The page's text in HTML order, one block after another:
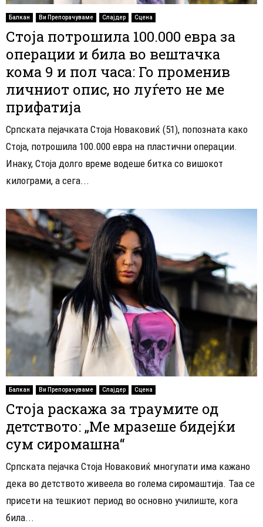
Балкан Ви Препорачуваме Слајдер Сцена
Стоја потрошила 100.000 евра за
операции и била во вештачка
кома 9 и пол часа: Го променив
личниот опис, но луѓето не ме
прифатија
Српската пејачката Стоја Новаковиќ (51), попозната како
Стоја, потрошила 100.000 евра на пластични операции.
Инаку, Стоја долго време водеше битка со вишокот
килограми, а сега...
Балкан Ви Препорачуваме Слајдер Сцена
Стоја раскажа за траумите од
детството: „Ме мразеше бидејќи
сум сиромашна“
Српската пејачка Стоја Новаковиќ многупати има кажано
дека во детството живеела во голема сиромаштија. Таа се
присети на тешкиот период во основно училиште, кога
била...